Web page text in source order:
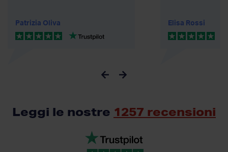
Patrizia Oliva Elisa Rossi
Leggi le nostre 1257 recensioni